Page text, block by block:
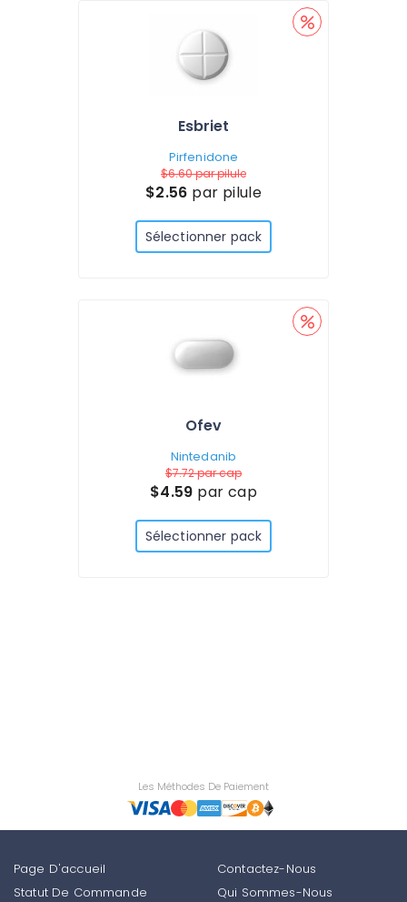
Esbriet
Pirfenidone
$6.60par pilule
$2.56 par pilule
Sélectionner pack
Ofev
Nintedanib
$7.72par cap
$4.59 par cap
Sélectionner pack
Les Méthodes De Paiement
Page D'accueil
Statut De Commande
Contactez-Nous
Qui Sommes-Nous